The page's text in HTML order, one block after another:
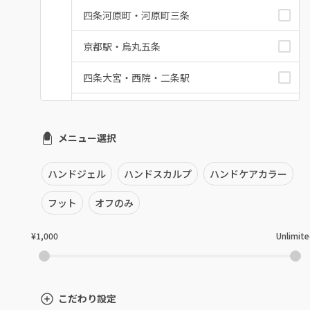
四条河原町・河原町三条
京都駅・烏丸五条
四条大宮・西院・二条駅
上京区・左京区・北区
山科・東山
南区・伏見
亀岡・福知山・舞鶴
メニュー選択
ハンドジェル ハンドスカルプ ハンドケアカラー
フット オフのみ
¥1,000
こだわり設定